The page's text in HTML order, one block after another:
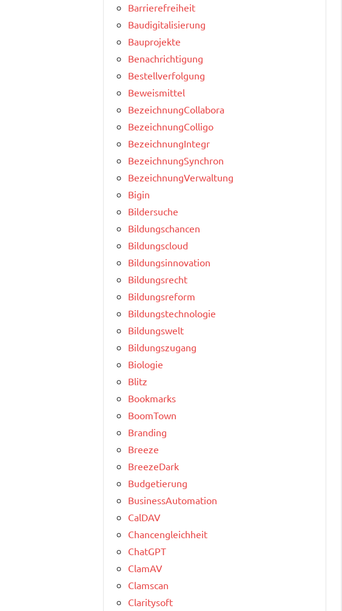
Barrierefreiheit
Baudigitalisierung
Bauprojekte
Benachrichtigung
Bestellverfolgung
Beweismittel
BezeichnungCollabora
BezeichnungColligo
BezeichnungIntegr
BezeichnungSynchron
BezeichnungVerwaltung
Bigin
Bildersuche
Bildungschancen
Bildungscloud
Bildungsinnovation
Bildungsrecht
Bildungsreform
Bildungstechnologie
Bildungswelt
Bildungszugang
Biologie
Blitz
Bookmarks
BoomTown
Branding
Breeze
BreezeDark
Budgetierung
BusinessAutomation
CalDAV
Chancengleichheit
ChatGPT
ClamAV
Clamscan
Claritysoft